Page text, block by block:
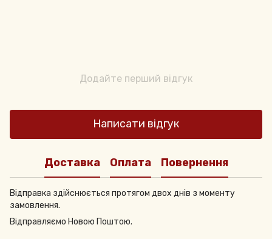
Додайте перший відгук
Написати відгук
Доставка Оплата Повернення
Відправка здійснюється протягом двох днів з моменту
замовлення.
Відправляємо Новою Поштою.